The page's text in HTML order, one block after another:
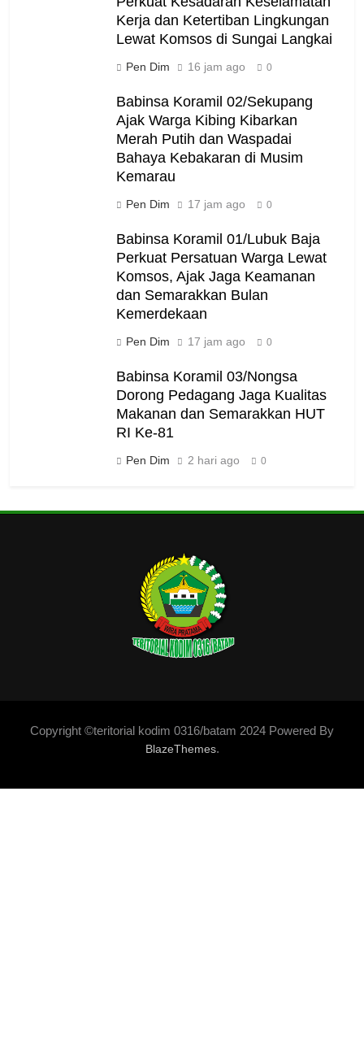
Kerja dan Ketertiban Lingkungan
Lewat Komsos di Sungai Langkai
Pen Dim 16 jam ago 0
Babinsa Koramil 02/Sekupang
Ajak Warga Kibing Kibarkan
Merah Putih dan Waspadai
Bahaya Kebakaran di Musim
Kemarau
Pen Dim 17 jam ago 0
Babinsa Koramil 01/Lubuk Baja
Perkuat Persatuan Warga Lewat
Komsos, Ajak Jaga Keamanan
dan Semarakkan Bulan
Kemerdekaan
Pen Dim 17 jam ago 0
Babinsa Koramil 03/Nongsa
Dorong Pedagang Jaga Kualitas
Makanan dan Semarakkan HUT
RI Ke-81
Pen Dim 2 hari ago 0
Copyright ©teritorial kodim 0316/batam 2024 Powered By
BlazeThemes.